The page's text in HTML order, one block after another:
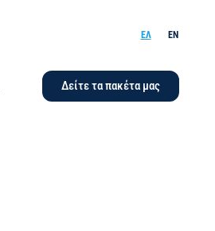
ΕΛ EN
Δείτε τα πακέτα μας